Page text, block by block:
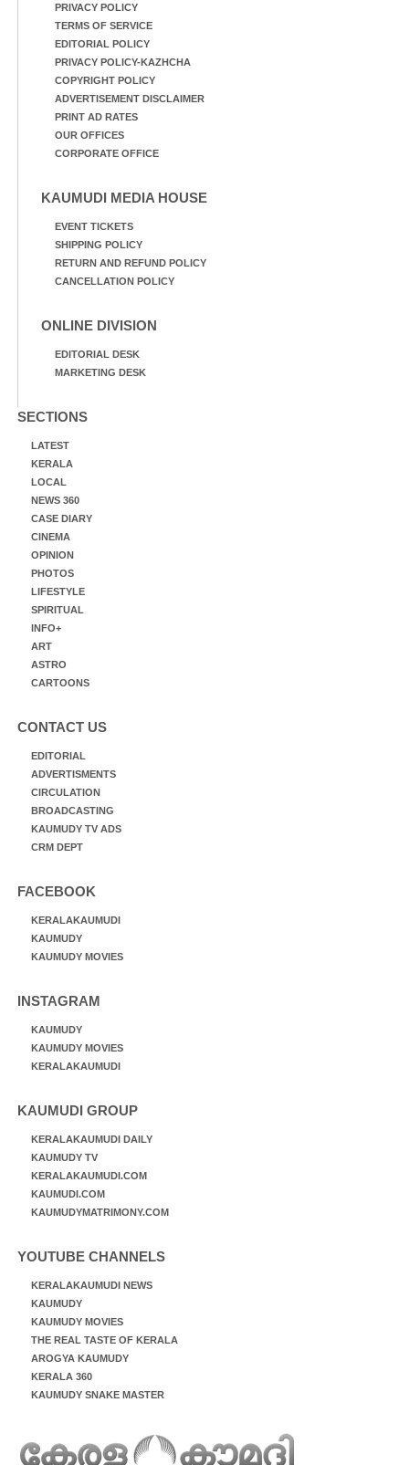
PRIVACY POLICY
TERMS OF SERVICE
EDITORIAL POLICY
PRIVACY POLICY-KAZHCHA
COPYRIGHT POLICY
ADVERTISEMENT DISCLAIMER
PRINT AD RATES
OUR OFFICES
CORPORATE OFFICE
KAUMUDI MEDIA HOUSE
EVENT TICKETS
SHIPPING POLICY
RETURN AND REFUND POLICY
CANCELLATION POLICY
ONLINE DIVISION
EDITORIAL DESK
MARKETING DESK
SECTIONS
LATEST
KERALA
LOCAL
NEWS 360
CASE DIARY
CINEMA
OPINION
PHOTOS
LIFESTYLE
SPIRITUAL
INFO+
ART
ASTRO
CARTOONS
CONTACT US
EDITORIAL
ADVERTISMENTS
CIRCULATION
BROADCASTING
KAUMUDY TV ADS
CRM DEPT
FACEBOOK
KERALAKAUMUDI
KAUMUDY
KAUMUDY MOVIES
INSTAGRAM
KAUMUDY
KAUMUDY MOVIES
KERALAKAUMUDI
KAUMUDI GROUP
KERALAKAUMUDI DAILY
KAUMUDY TV
KERALAKAUMUDI.COM
KAUMUDI.COM
KAUMUDYMATRIMONY.COM
YOUTUBE CHANNELS
KERALAKAUMUDI NEWS
KAUMUDY
KAUMUDY MOVIES
THE REAL TASTE OF KERALA
AROGYA KAUMUDY
KERALA 360
KAUMUDY SNAKE MASTER